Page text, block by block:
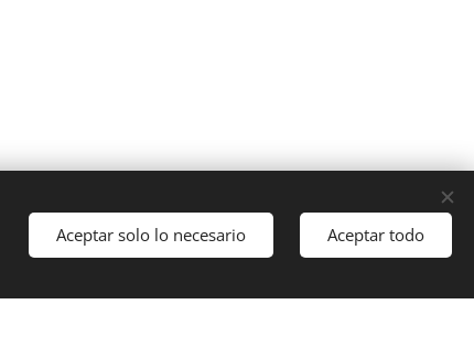
Cookies
Idiomas
Français Español
Aceptar solo lo necesario Aceptar todo